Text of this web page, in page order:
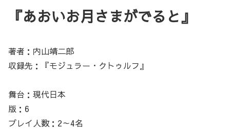
『あおいお月さまがでると』
著者：内山靖二郎
収録先：『モジュラー・クトゥルフ』
舞台：現代日本
版：6
プレイ人数：2～4名